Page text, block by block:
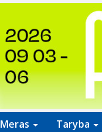
Meras Taryba